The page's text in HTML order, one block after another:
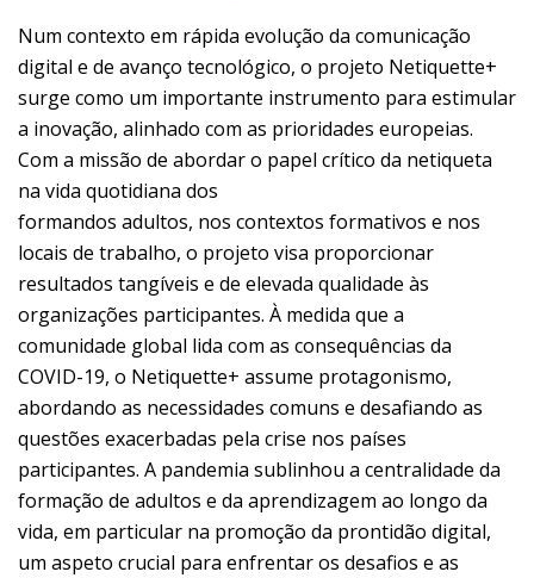
Num contexto em rápida evolução da comunicação
digital e de avanço tecnológico, o projeto Netiquette+
surge como um importante instrumento para estimular
a inovação, alinhado com as prioridades europeias.
Com a missão de abordar o papel crítico da netiqueta
na vida quotidiana dos
formandos adultos, nos contextos formativos e nos
locais de trabalho, o projeto visa proporcionar
resultados tangíveis e de elevada qualidade às
organizações participantes. À medida que a
comunidade global lida com as consequências da
COVID-19, o Netiquette+ assume protagonismo,
abordando as necessidades comuns e desafiando as
questões exacerbadas pela crise nos países
participantes. A pandemia sublinhou a centralidade da
formação de adultos e da aprendizagem ao longo da
vida, em particular na promoção da prontidão digital,
um aspeto crucial para enfrentar os desafios e as